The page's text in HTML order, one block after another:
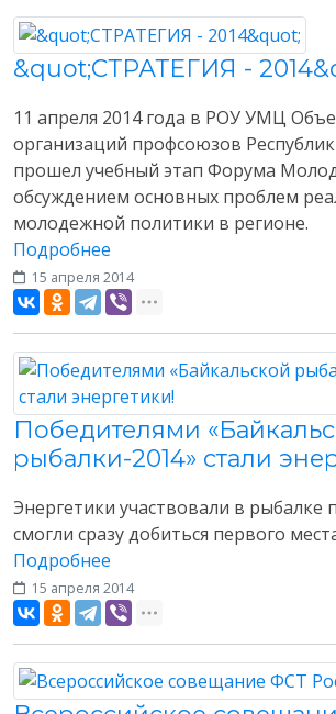
&quot;СТРАТЕГИЯ -
11 апреля 2014 года в РОУ УМЦ
организаций профсоюзов
прошел учебный этап Форума
обсуждением основных проблем
молодежной политики в регионе.
Подробнее
15 апреля 2014
Победителями
рыбалки-2014» стали
Энергетики участвовали в рыбалке
смогли сразу добиться первого
Подробнее
15 апреля 2014